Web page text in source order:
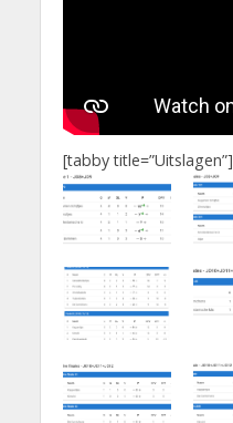
[tabby title=”Uitslagen”]